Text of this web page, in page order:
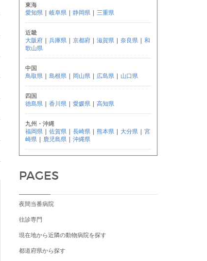
東海
愛知県 | 岐阜県 | 静岡県 | 三重県
近畿
大阪府 | 兵庫県 | 京都府 | 滋賀県 | 奈良県 | 和
歌山県
中国
鳥取県 | 島根県 | 岡山県 | 広島県 | 山口県
四国
徳島県 | 香川県 | 愛媛県 | 高知県
九州・沖縄
福岡県 | 佐賀県 | 長崎県 | 熊本県 | 大分県 | 宮
崎県 | 鹿児島県 | 沖縄県
PAGES
夜間当番病院
往診専門
現在地から近隣の動物病院を探す
都道府県から探す